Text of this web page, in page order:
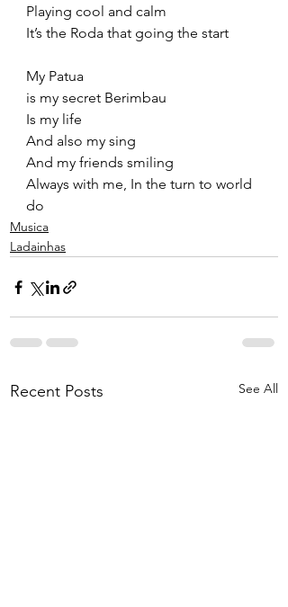
Playing cool and calm
It’s the Roda that going the start
My Patua
is my secret Berimbau
Is my life
And also my sing
And my friends smiling
Always with me, In the turn to world
do
Musica
Ladainhas
Recent Posts See All